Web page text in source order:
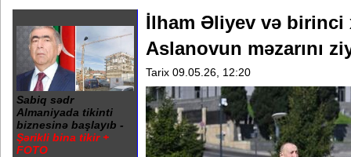
Sabiq sədr
Almaniyada tikinti
biznesinə başlayıb -
Şərikli bina tikir +
FOTO
İlham Əliyev və birinci
Aslanovun məzarını
Tarix 09.05.26, 12:20